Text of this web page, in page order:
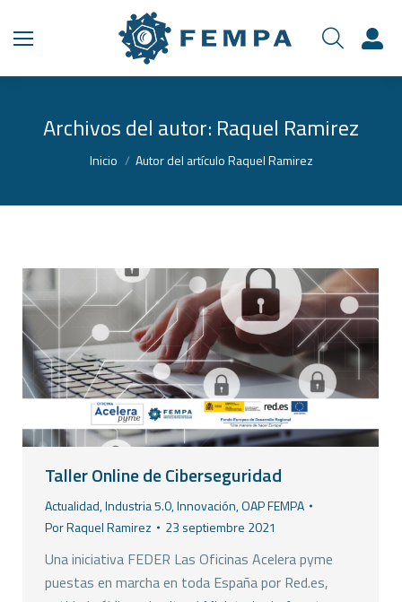
Archivos del autor: Raquel Ramirez
Estás aquí:
Inicio Autor del artículo Raquel Ramirez
Taller Online de Ciberseguridad
Actualidad,Industria 5.0,Innovación,OAP FEMPA
PorRaquel Ramirez 23 septiembre 2021
Una iniciativa FEDER Las Oficinas Acelera pyme
puestas en marcha en toda España por Red.es,